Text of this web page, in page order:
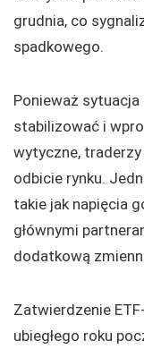
grudnia, co
spadkowego.
Ponieważ
stabilizować i
wytyczne,
odbicie rynku.
takie jak napięcia
głównymi
dodatkową
Zatwierdzenie
ubiegłego roku